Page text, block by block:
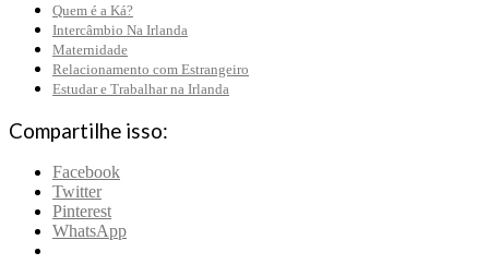
Quem é a Ká?
Intercâmbio Na Irlanda
Maternidade
Relacionamento com Estrangeiro
Estudar e Trabalhar na Irlanda
Compartilhe isso:
Facebook
Twitter
Pinterest
WhatsApp